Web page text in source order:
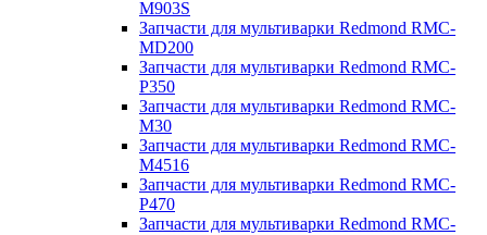
M903S
Запчасти для мультиварки Redmond RMC-
MD200
Запчасти для мультиварки Redmond RMC-
P350
Запчасти для мультиварки Redmond RMC-
M30
Запчасти для мультиварки Redmond RMC-
M4516
Запчасти для мультиварки Redmond RMC-
P470
Запчасти для мультиварки Redmond RMC-